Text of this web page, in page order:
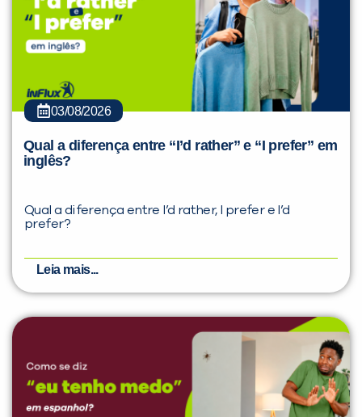
03/08/2026
Qual a diferença entre “I’d rather” e “I prefer” em
inglês?
Qual a diferença entre I’d rather, I prefer e I’d
prefer?
Leia mais...